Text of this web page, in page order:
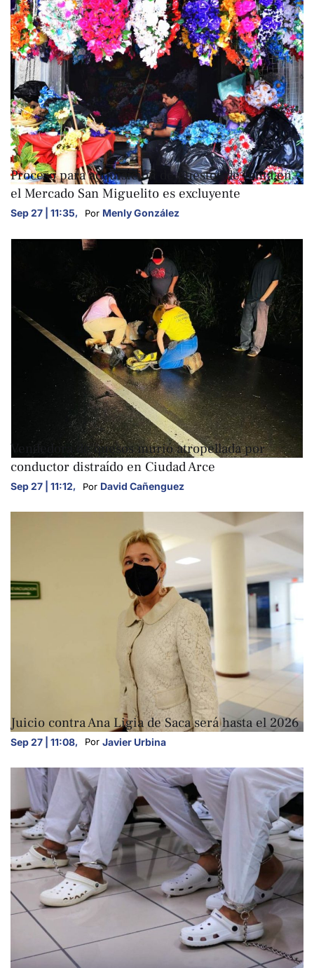
NACIONALES
Proceso para adquisición de puestos de venta en
el Mercado San Miguelito es excluyente
Sep 27 | 11:35, Por Menly González
NACIONALES
Vendedora de quesos murió atropellada por
conductor distraído en Ciudad Arce
Sep 27 | 11:12, Por David Cañenguez
Juicio contra Ana Ligia de Saca será hasta el 2026
Sep 27 | 11:08, Por Javier Urbina
NACIONALES